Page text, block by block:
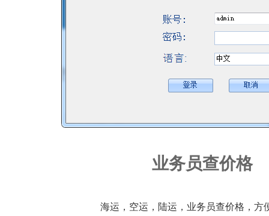
业务员查价格
海运，空运，陆运，业务员查价格，方